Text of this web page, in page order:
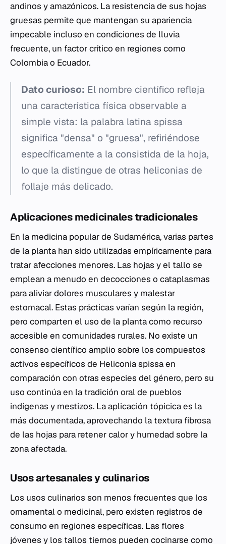
andinos y amazónicos. La resistencia de sus hojas
gruesas permite que mantengan su apariencia
impecable incluso en condiciones de lluvia
frecuente, un factor crítico en regiones como
Colombia o Ecuador.
Dato curioso: El nombre científico refleja
una característica física observable a
simple vista: la palabra latina spissa
significa "densa" o "gruesa", refiriéndose
específicamente a la consistida de la hoja,
lo que la distingue de otras heliconias de
follaje más delicado.
Aplicaciones medicinales tradicionales
En la medicina popular de Sudamérica, varias partes
de la planta han sido utilizadas empíricamente para
tratar afecciones menores. Las hojas y el tallo se
emplean a menudo en decocciones o cataplasmas
para aliviar dolores musculares y malestar
estomacal. Estas prácticas varían según la región,
pero comparten el uso de la planta como recurso
accesible en comunidades rurales. No existe un
consenso científico amplio sobre los compuestos
activos específicos de Heliconia spissaen
comparación con otras especies del género, pero su
uso continúa en la tradición oral de pueblos
indígenas y mestizos. La aplicación tópicica es la
más documentada, aprovechando la textura fibrosa
de las hojas para retener calor y humedad sobre la
zona afectada.
Usos artesanales y culinarios
Los usos culinarios son menos frecuentes que los
ornamental o medicinal, pero existen registros de
consumo en regiones específicas. Las flores
jóvenes y los tallos tiernos pueden cocinarse como